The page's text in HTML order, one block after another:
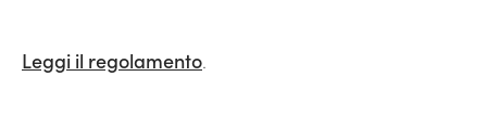
Leggi il regolamento.